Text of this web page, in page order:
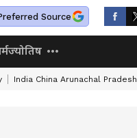
Source
ज्योतिष
India China Arunachal Pradesh